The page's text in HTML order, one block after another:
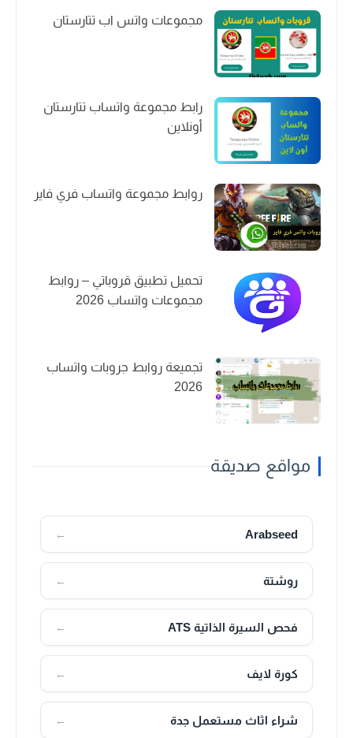
مجموعات واتس اب تتارستان
رابط مجموعة واتساب تتارستان
أونلاين
روابط مجموعة واتساب فري فاير
تحميل تطبيق قروباتي – روابط
مجموعات واتساب 2026
تجميعة روابط جروبات واتساب
2026
مواقع صديقة
Arabseed
روشتة
فحص السيرة الذاتية ATS
كورة لايف
شراء اثاث مستعمل جدة